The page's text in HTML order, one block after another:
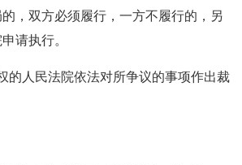
，双方必须履行，一方不履行的，另
请执行。
的人民法院依法对所争议的事项作出裁